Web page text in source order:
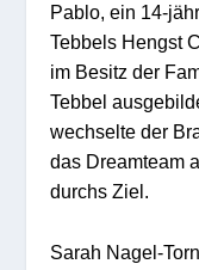
Pablo, ein 14-
Tebbels Hengst
im Besitz der
Tebbel
wechselte der
das Dreamteam
durchs Ziel.
Sarah Nagel-